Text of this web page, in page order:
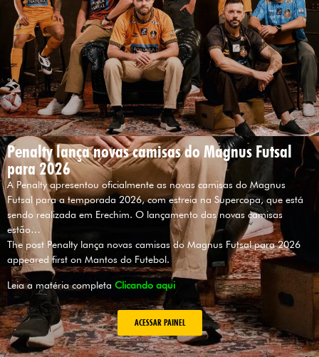
Penalty lança novas camisas do Magnus Futsal
para 2026
A Penalty apresentou oficialmente as novas camisas do Magnus
Futsal para a temporada 2026, com estreia na Supercopa, que está
sendo realizada em Erechim. O lançamento das novas camisas
estão…
The post Penalty lança novas camisas do Magnus Futsal para 2026
appeared first on Mantos do Futebol.
Leia a matéria completa Clicando aqui
ACESSAR PAINEL